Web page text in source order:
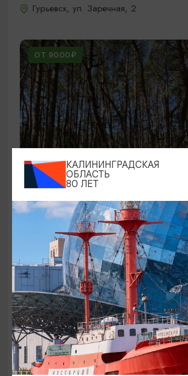
Гурьевск, ул. Заречная, 2
ОТ 9000₽
ЭКСКУРСИИ УЧРЕЖДЕНИЙ КУЛЬТУРЫ
Аудиоспектакль «Истории
косы»
01.02.2026 - 31.12.2026, 13:00
Куршская коса
ОТ 2500₽
КАЛИНИНГРАДСКАЯ
ОБЛАСТЬ
80 ЛЕТ